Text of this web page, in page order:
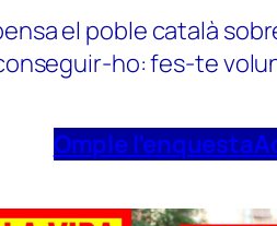
el poble català
ho: fes-te
Omple l’enquesta